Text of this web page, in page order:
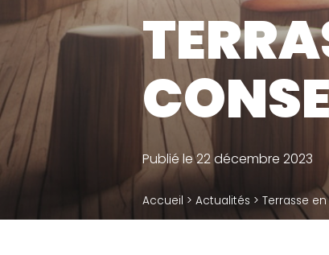
Gamme Unika
NOS PLOTS
Plots terrasse dalle
Plots terrasse bois
Accessoires
Publié le 22 décembre 2023
Accueil > Actualités > Terrasse